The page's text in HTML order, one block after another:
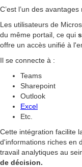
C’est l’un des
Les utilisateurs de
du même portail, ce qui
offre un accès unifié à
Il se connecte à :
Teams
Sharepoint
Outlook
Excel
Etc.
Cette intégration facilite
d'informations riches en
travail analytiques au
de décision.